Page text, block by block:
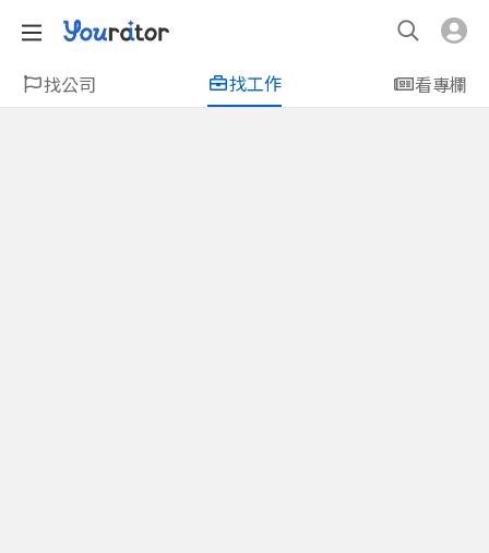
找公司 找工作 看專欄